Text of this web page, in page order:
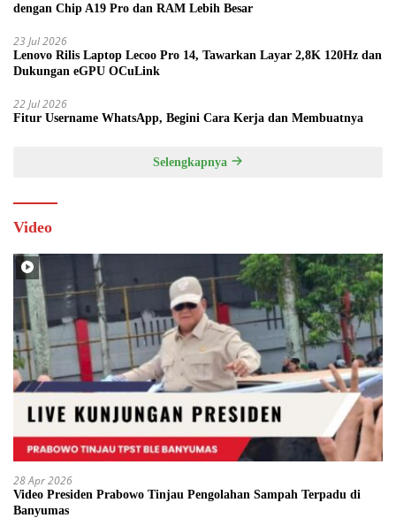
dengan Chip A19 Pro dan RAM Lebih Besar
23 Jul 2026
Lenovo Rilis Laptop Lecoo Pro 14, Tawarkan Layar 2,8K 120Hz dan
Dukungan eGPU OCuLink
22 Jul 2026
Fitur Username WhatsApp, Begini Cara Kerja dan Membuatnya
Selengkapnya
Video
28 Apr 2026
Video Presiden Prabowo Tinjau Pengolahan Sampah Terpadu di
Banyumas